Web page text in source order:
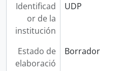
Identificad
or de la
institución
UDP
Estado de
elaboració
Borrador